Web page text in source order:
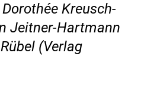
Kreusch-
Jeitner-Hartmann
(Verlag